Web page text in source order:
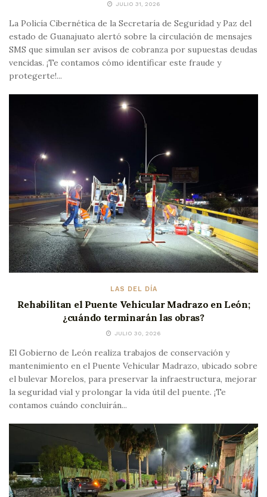
JULIO 31, 2026
La Policía Cibernética de la Secretaría de Seguridad y Paz del
estado de Guanajuato alertó sobre la circulación de mensajes
SMS que simulan ser avisos de cobranza por supuestas deudas
vencidas. ¡Te contamos cómo identificar este fraude y
protegerte!...
LAS DEL DÍA
Rehabilitan el Puente Vehicular Madrazo en León;
¿cuándo terminarán las obras?
JULIO 30, 2026
El Gobierno de León realiza trabajos de conservación y
mantenimiento en el Puente Vehicular Madrazo, ubicado sobre
el bulevar Morelos, para preservar la infraestructura, mejorar
la seguridad vial y prolongar la vida útil del puente. ¡Te
contamos cuándo concluirán...